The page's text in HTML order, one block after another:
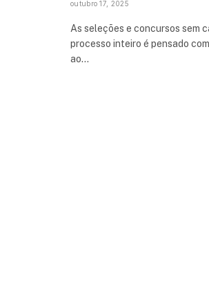
outubro 17, 2025
As seleções e concursos sem
processo inteiro é pensado
ao…